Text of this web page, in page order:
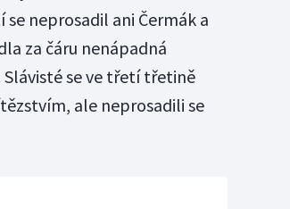
neprosadil ani Čermák a
za čáru nenápadná
se ve třetí třetině
ale neprosadili se